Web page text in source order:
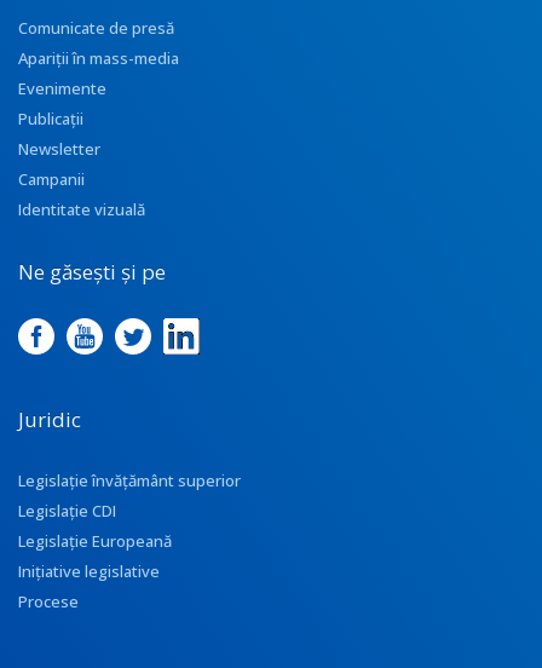
Comunicate de presă
Apariţii în mass-media
Evenimente
Publicații
Newsletter
Campanii
Identitate vizuală
Ne găsești și pe
Juridic
Legislație învățământ superior
Legislație CDI
Legislație Europeană
Inițiative legislative
Procese